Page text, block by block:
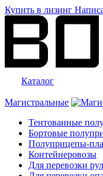
Купить в лизинг
Каталог
Магистральные
Тентованные
Бортовые
Полуприцепы-
Контейнеровозы
Для перевозки